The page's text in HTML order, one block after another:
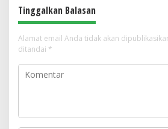
Tinggalkan Balasan
Alamat email Anda tidak akan
ditandai *